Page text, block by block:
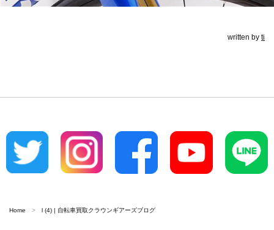
written by ti
Home l (4) | 自転車買取クラウンギアーズブログ